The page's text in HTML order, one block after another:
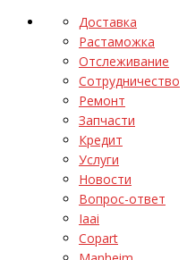
Доставка
Растаможка
Отслеживание
Сотрудничество
Ремонт
Запчасти
Кредит
Услуги
Новости
Вопрос-ответ
Iaai
Copart